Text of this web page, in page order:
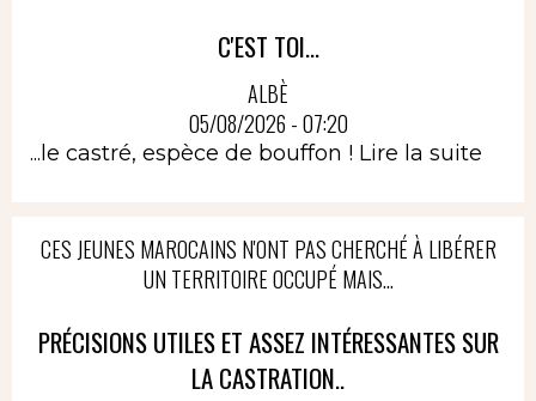
C'EST TOI...
ALBÈ
05/08/2026 - 07:20
...le castré, espèce de bouffon ! Lire la suite
CES JEUNES MAROCAINS N'ONT PAS CHERCHÉ À LIBÉRER
UN TERRITOIRE OCCUPÉ MAIS...
PRÉCISIONS UTILES ET ASSEZ INTÉRESSANTES SUR
LA CASTRATION..